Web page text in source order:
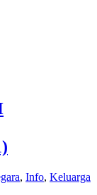
, Info, Keluarga